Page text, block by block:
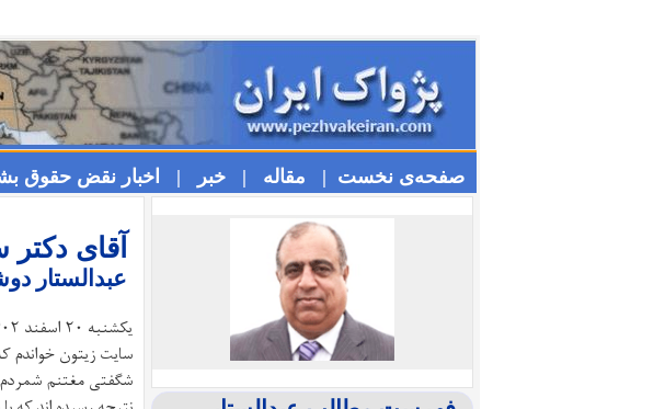
صفحه‌ی نخست | مقاله | خبر | اخبار نقض حقوق
آقای
عبدالستار
سایت زیتون خواندم
شگفتی مغتنم شمردم.